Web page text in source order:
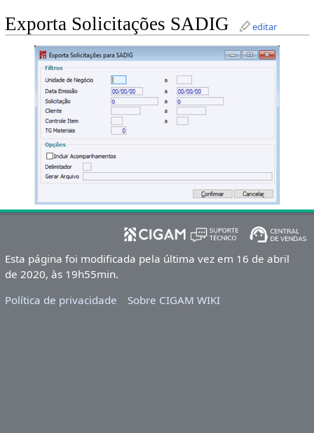
Exporta Solicitações SADIG editar
Esta página foi modificada pela última vez em 16 de abril
de 2020, às 19h55min.
Política de privacidade
Sobre CIGAM WIKI